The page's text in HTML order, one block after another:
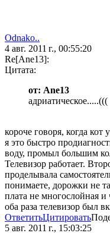
Odnako..
4 авг. 2011 г., 00:55:20
Re[Ane13]:
Цитата:
от: Ane13
адриатическое.....(((
короче говоря, когда
я это быстро
воду, промыл большим
Телевизор работает.
проделывала
понимаете, дорожки не
плата не многослойная и
оба раза телевизор был
ОтветитьЦитировать
5 авг. 2011 г., 15:03:25